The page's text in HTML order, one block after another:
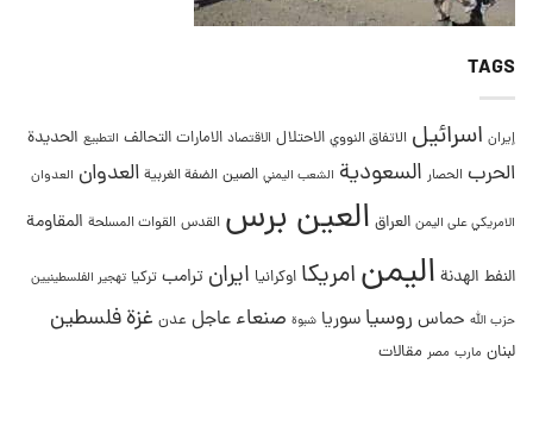
TAGS
إيران اسرائيل الاتفاق النووي الاحتلال الاقتصاد الامارات التحالف التطبيع الحديدة
الحرب الحصار السعودية الشعب اليمني الصين الضفة الغربية العدوان العدوان
الامريكي على اليمن العراق العين برس القدس القوات المسلحة المقاومة
النفط الهدنة اليمنامريكا اوكرانيا ايران ترامب تركيا تهجير الفلسطينيين
حزب الله حماس روسيا سوريا شبوة صنعاء عاجل عدن غزةفلسطين
لبنان مارب مصر مقالات